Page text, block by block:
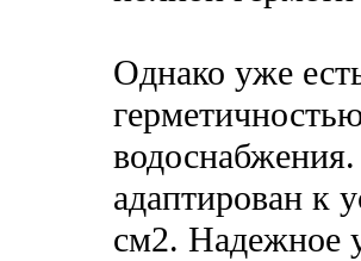
Однако уже
адаптирован к
см2. Надежное